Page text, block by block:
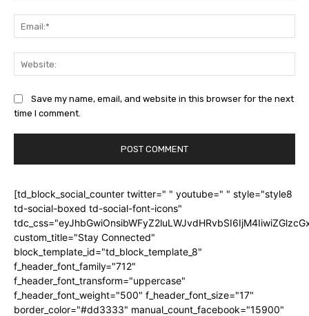
Save my name, email, and website in this browser for the next
time I comment.
[td_block_social_counter twitter=" " youtube=" " style="style8
td-social-boxed td-social-font-icons"
custom_title="Stay Connected"
block_template_id="td_block_template_8"
f_header_font_family="712"
f_header_font_transform="uppercase"
f_header_font_weight="500" f_header_font_size="17"
border_color="#dd3333" manual_count_facebook="15900"